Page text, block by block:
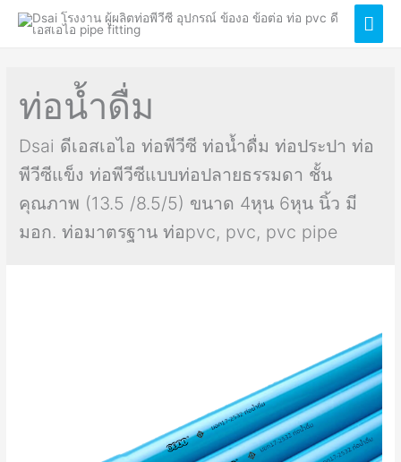
ท่อน้ำดื่ม
Dsai ดีเอสเอไอ ท่อพีวีซี ท่อน้ำดื่ม ท่อประปา ท่อ
พีวีซีแข็ง ท่อพีวีซีแบบท่อปลายธรรมดา ชั้น
คุณภาพ (13.5 /8.5/5) ขนาด 4หุน 6หุน นิ้ว มี
มอก. ท่อมาตรฐาน ท่อpvc, pvc, pvc pipe